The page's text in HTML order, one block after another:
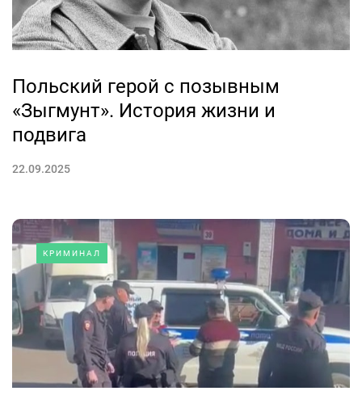
Польский герой с позывным
«Зыгмунт». История жизни и
подвига
22.09.2025
КРИМИНАЛ